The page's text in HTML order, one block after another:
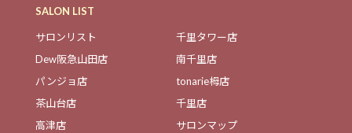
SALON LIST
サロンリスト
千里タワー店
Dew阪急山田店
南千里店
パンジョ店
tonarie栂店
茶山台店
千里店
高津店
サロンマップ